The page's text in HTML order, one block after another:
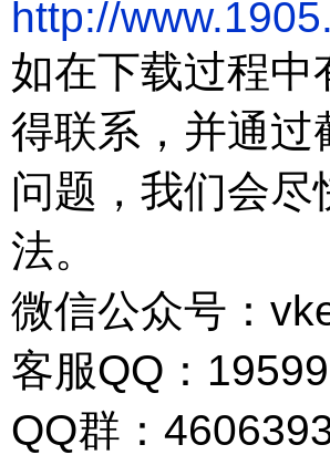
http://
如在下载过程
得联系，并通过
问题，我们会
法。
微信公众号：
客服QQ：
QQ群：